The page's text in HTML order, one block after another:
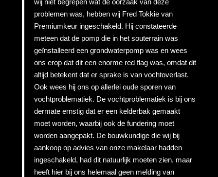
problemen was, hebben wij Fred Tokkie van
Premiumkeur ingeschakeld. Hij constateerde
meteen dat de pomp die in het souterrain was
geïnstalleerd een grondwaterpomp was en wees
ons erop dat dit een enorme red flag was, omdat dit
altijd betekent dat er sprake is van vochtoverlast.
Ook wees hij ons op allerlei oude sporen van
vochtproblematiek. De vochtproblematiek is bij ons
dermate ernstig dat er een kelderbak gemaakt
moet worden, waarbij ook de fundering moet
worden aangepakt. De bouwkundige die wij bij
aankoop op advies van onze makelaar hadden
ingeschakeld, had dit natuurlijk moeten zien, maar
heeft hier bij ons helemaal geen melding van